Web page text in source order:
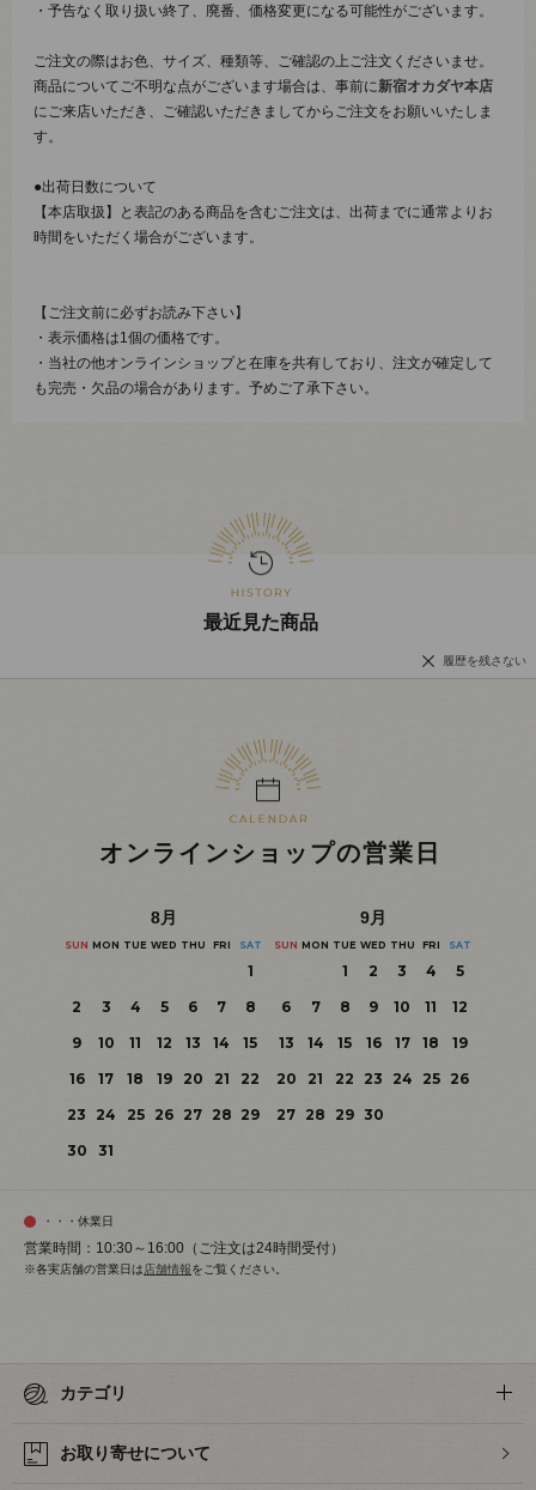
・予告なく取り扱い終了、廃番、価格変更になる可能性がございます。
ご注文の際はお色、サイズ、種類等、ご確認の上ご注文くださいませ。
商品についてご不明な点がございます場合は、事前に新宿オカダヤ本店
にご来店いただき、ご確認いただきましてからご注文をお願いいたしま
す。
●出荷日数について
【本店取扱】と表記のある商品を含むご注文は、出荷までに通常よりお
時間をいただく場合がございます。
【ご注文前に必ずお読み下さい】
・表示価格は1個の価格です。
・当社の他オンラインショップと在庫を共有しており、注文が確定して
も完売・欠品の場合があります。予めご了承下さい。
最近見た商品
履歴を残さない
オンラインショップの営業日
8月
SUN MON TUE WED THU FRI SAT
1
2
3 4 5 6 7
8
9
10 11 12 13 14
15
16
17 18 19 20 21
22
23
24 25 26 27 28 29
30
31
9月
SUN MON TUE WED THU FRI SAT
1 2 3 4
5
6
7 8 9 10 11
12
13
14 15 16 17 18
19
20
21 22 23 24 25
26
27 28 29 30
・・・休業日
営業時間：10:30～16:00（ご注文は24時間受付）
※各実店舗の営業日は店舗情報をご覧ください。
カテゴリ
お取り寄せについて